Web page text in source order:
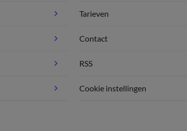
Tarieven
Contact
RSS
Cookie instellingen